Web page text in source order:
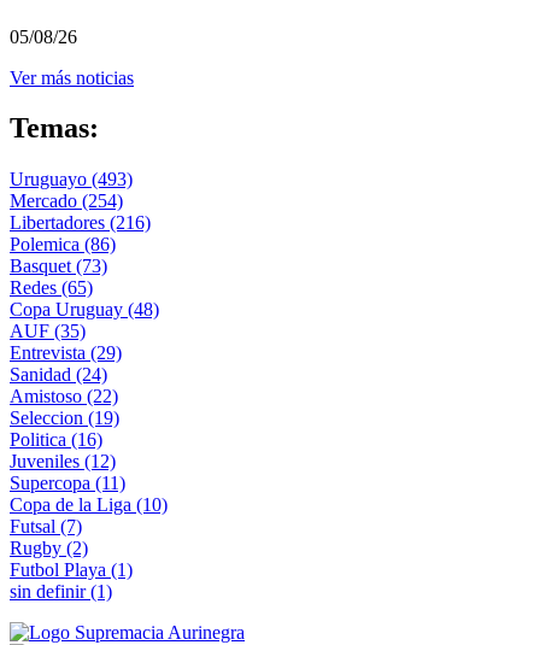
05/08/26
Ver más noticias
Temas:
Uruguayo (493)
Mercado (254)
Libertadores (216)
Polemica (86)
Basquet (73)
Redes (65)
Copa Uruguay (48)
AUF (35)
Entrevista (29)
Sanidad (24)
Amistoso (22)
Seleccion (19)
Politica (16)
Juveniles (12)
Supercopa (11)
Copa de la Liga (10)
Futsal (7)
Rugby (2)
Futbol Playa (1)
sin definir(1)